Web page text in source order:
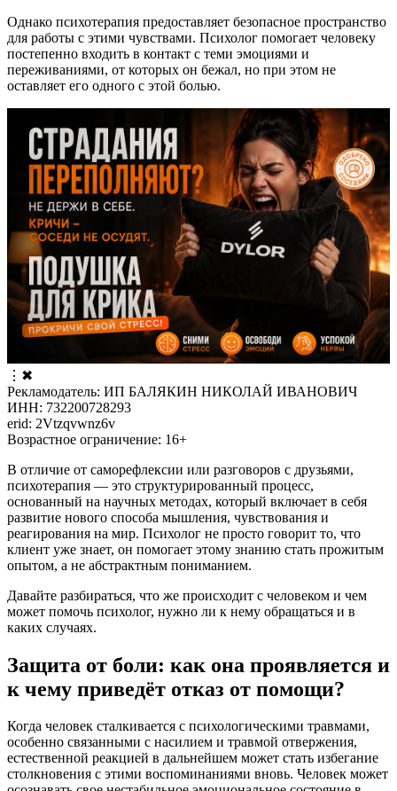
Однако психотерапия предоставляет безопасное пространство
для работы с этими чувствами. Психолог помогает человеку
постепенно входить в контакт с теми эмоциями и
переживаниями, от которых он бежал, но при этом не
оставляет его одного с этой болью.
⋮ ✖
Рекламодатель: ИП БАЛЯКИН НИКОЛАЙ ИВАНОВИЧ
ИНН: 732200728293
erid: 2Vtzqvwnz6v
Возрастное ограничение: 16+
В отличие от саморефлексии или разговоров с друзьями,
психотерапия — это структурированный процесс,
основанный на научных методах, который включает в себя
развитие нового способа мышления, чувствования и
реагирования на мир. Психолог не просто говорит то, что
клиент уже знает, он помогает этому знанию стать прожитым
опытом, а не абстрактным пониманием.
Давайте разбираться, что же происходит с человеком и чем
может помочь психолог, нужно ли к нему обращаться и в
каких случаях.
Защита от боли: как она проявляется и
к чему приведёт отказ от помощи?
Когда человек сталкивается с психологическими травмами,
особенно связанными с насилием и травмой отвержения,
естественной реакцией в дальнейшем может стать избегание
столкновения с этими воспоминаниями вновь. Человек может